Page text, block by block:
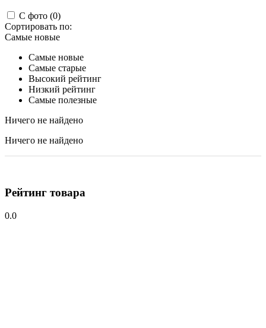
С фото (0)
Сортировать по:
Самые новые
Самые новые
Самые старые
Высокий рейтинг
Низкий рейтинг
Самые полезные
Ничего не найдено
Ничего не найдено
Рейтинг товара
0.0